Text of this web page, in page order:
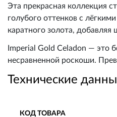
Эта прекрасная коллекция
голубого оттенков с
каратного золота, добавляя
Imperial Gold Celadon — это
несравненной роскоши.
Технические
КОД ТОВАРА